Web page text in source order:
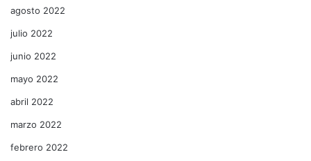
agosto 2022
julio 2022
junio 2022
mayo 2022
abril 2022
marzo 2022
febrero 2022